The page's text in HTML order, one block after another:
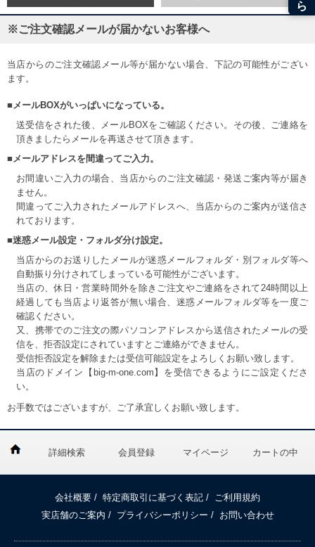
※ご注文確認メールが届かないお客様へ
当店からのご注文確認メール等が届かない場合、下記の可能性がござい
ます。
■メールBOXがいっぱいになっている。
送受信をされた後、メールBOXをご確認ください。その後、ご連絡を
頂きましたらメールを再送させて頂きます。
■メールアドレスを間違ってご入力。
お間違いご入力の場合、当店からのご注文確認・発送ご案内等が届き
ません。
間違ってご入力されたメールアドレスへ、当店からのご案内が送信さ
れております。
■迷惑メール設定・フォルダ分け設定。
当店からのお送りしたメールが迷惑メールフォルダ・別フォルダ等へ
自動振り分けされてしまっている可能性がございます。
当店の、休日・営業時間外を除きご注文やご連絡をされて24時間以上
経過しても当店より返答が無い場合、迷惑メールフォルダ等を一度ご
確認ください。
又、携帯でのご注文の際パソコンアドレスから送信されたメールの受
信を、拒否設定にされていますとご連絡ができません。
受信拒否設定を解除または受信可能設定をよろしくお願い致します。
当店のドメイン【big-m-one.com】を受信できるようにご設定くださ
い。
お手数ではございますが、ご了承宜しくお願い致します。
詳細検索 会員登録 マイページ カートの中
会社概要 / 特定商取引に基づく表記 /
ご利用規約
実店舗のご案内 / プライバシーポリシー / お問い合わせ